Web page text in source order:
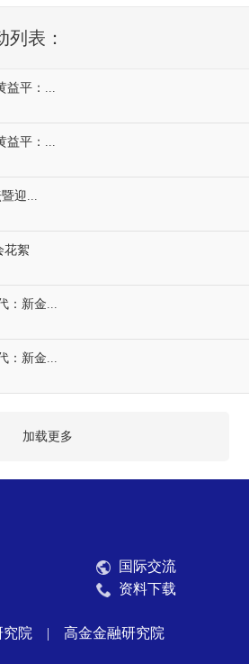
列表：
益平：...
益平：...
迎...
花絮
：新金...
：新金...
加载更多
国际交流
资料下载
究院 | 高金金融研究院